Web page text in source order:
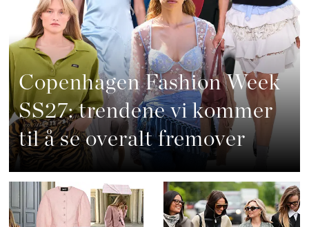
Copenhagen Fashion Week
SS27: trendene vi kommer
til å se overalt fremover